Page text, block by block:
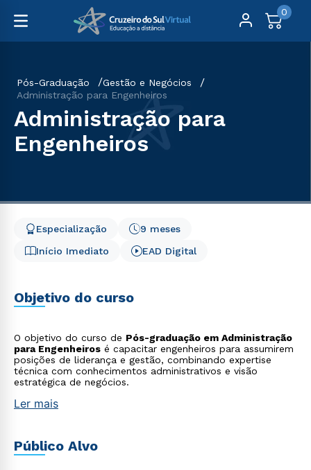
0
Pós-Graduação
Gestão e Negócios
Administração para Engenheiros
Administração para
Engenheiros
Início Imediato
9 meses
Especialização
EAD Digital
Objetivo do curso
O objetivo do curso de Pós-graduação em Administração
para Engenheiros é capacitar engenheiros para assumirem
posições de liderança e gestão, combinando expertise
técnica com conhecimentos administrativos e visão
estratégica de negócios.
Ler mais
Público Alvo